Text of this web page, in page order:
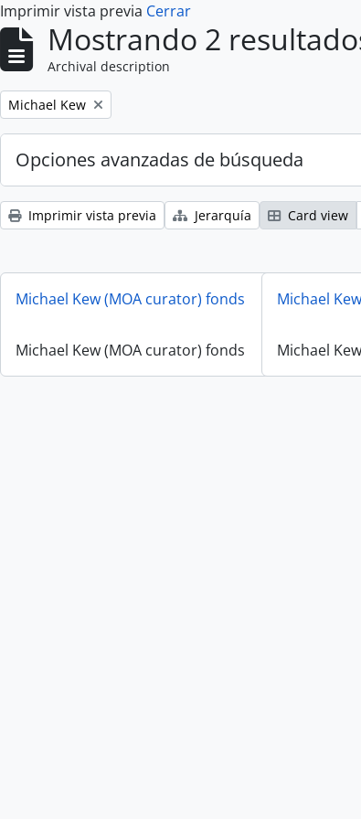
Imprimir vista previa Cerrar
Mostrando 2
Archival description
Remove filter:
Michael Kew
Opciones avanzadas de búsqueda
Imprimir vista previa Jerarquía Card view
Michael Kew (MOA curator) fonds
Michael Kew (MOA curator) fonds
Michael
Michael